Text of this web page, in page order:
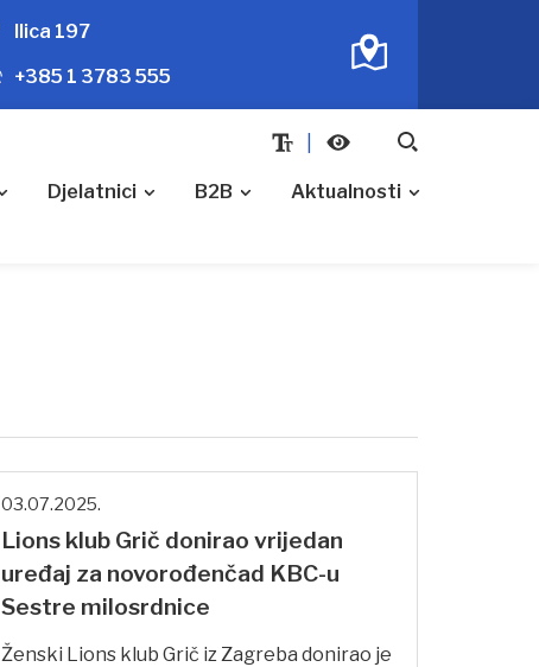
Ilica 197
+385 1 3783 555
Djelatnici B2B Aktualnosti
03.07.2025.
Lions klub Grič donirao vrijedan
uređaj za novorođenčad KBC-u
Sestre milosrdnice
Ženski Lions klub Grič iz Zagreba donirao je